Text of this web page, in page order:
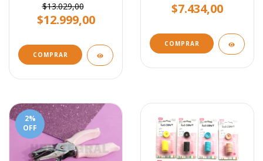
$13.029,00
$12.999,00
$7.434,00
COMPRAR
2%
OFF